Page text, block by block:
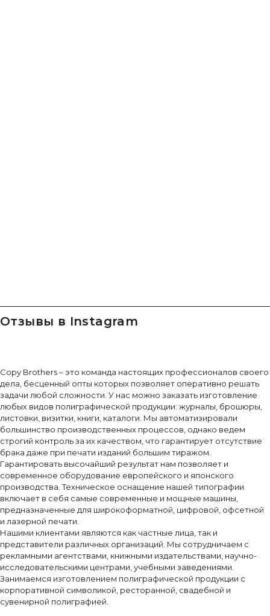
Отзывы в Instagram
Copy Brothers – это команда настоящих профессионалов своего
дела, бесценный опты которых позволяет оперативно решать
задачи любой сложности. У нас можно заказать изготовление
любых видов полиграфической продукции: журналы, брошюры,
листовки, визитки, книги, каталоги. Мы автоматизировали
большинство производственных процессов, однако ведем
строгий контроль за их качеством, что гарантирует отсутствие
брака даже при печати изданий большим тиражом.
Гарантировать высочайший результат нам позволяет и
современное оборудование европейского и японского
производства. Техническое оснащение нашей типографии
включает в себя самые современные и мощные машины,
предназначенные для широкоформатной, цифровой, офсетной
и лазерной печати.
Нашими клиентами являются как частные лица, так и
представители различных организаций. Мы сотрудничаем с
рекламными агентствами, книжными издательствами, научно-
исследовательскими центрами, учебными заведениями.
Занимаемся изготовлением полиграфической продукции с
корпоративной символикой, ресторанной, свадебной и
сувенирной полиграфией.